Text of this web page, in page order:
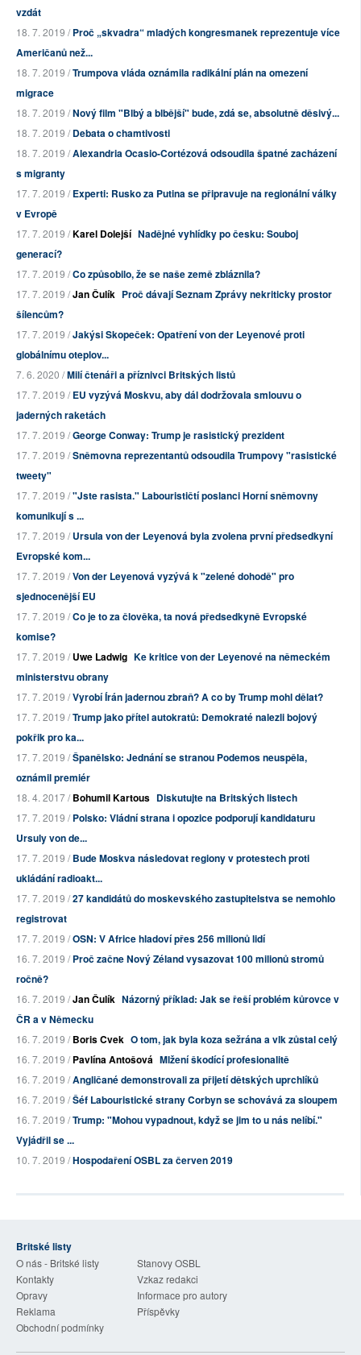
vzdát
18. 7. 2019 /Proč „skvadra“ mladých kongresmanek reprezentuje více
Američanů než...
18. 7. 2019 /Trumpova vláda oznámila radikální plán na omezení
migrace
18. 7. 2019 /Nový film "Blbý a blbější" bude, zdá se, absolutně děsivý...
18. 7. 2019 /Debata o chamtivosti
18. 7. 2019 /Alexandria Ocasio-Cortézová odsoudila špatné zacházení
s migranty
17. 7. 2019 /Experti: Rusko za Putina se připravuje na regionální války
v Evropě
17. 7. 2019 /Karel Dolejší Nadějné vyhlídky po česku: Souboj
generací?
17. 7. 2019 /Co způsobilo, že se naše země zbláznila?
17. 7. 2019 /Jan Čulík Proč dávají Seznam Zprávy nekriticky prostor
šílencům?
17. 7. 2019 /Jakýsi Skopeček: Opatření von der Leyenové proti
globálnímu oteplov...
7. 6. 2020 /Milí čtenáři a příznivci Britských listů
17. 7. 2019 /EU vyzývá Moskvu, aby dál dodržovala smlouvu o
jaderných raketách
17. 7. 2019 /George Conway: Trump je rasistický prezident
17. 7. 2019 /Sněmovna reprezentantů odsoudila Trumpovy "rasistické
tweety"
17. 7. 2019 /"Jste rasista." Labourističtí poslanci Horní sněmovny
komunikují s ...
17. 7. 2019 /Ursula von der Leyenová byla zvolena první předsedkyní
Evropské kom...
17. 7. 2019 /Von der Leyenová vyzývá k "zelené dohodě" pro
sjednocenější EU
17. 7. 2019 /Co je to za člověka, ta nová předsedkyně Evropské
komise?
17. 7. 2019 /Uwe Ladwig Ke kritice von der Leyenové na německém
ministerstvu obrany
17. 7. 2019 /Vyrobí Írán jadernou zbraň? A co by Trump mohl dělat?
17. 7. 2019 /Trump jako přítel autokratů: Demokraté nalezli bojový
pokřik pro ka...
17. 7. 2019 /Španělsko: Jednání se stranou Podemos neuspěla,
oznámil premiér
18. 4. 2017 /Bohumil Kartous Diskutujte na Britských listech
17. 7. 2019 /Polsko: Vládní strana i opozice podporují kandidaturu
Ursuly von de...
17. 7. 2019 /Bude Moskva následovat regiony v protestech proti
ukládání radioakt...
17. 7. 2019 /27 kandidátů do moskevského zastupitelstva se nemohlo
registrovat
17. 7. 2019 /OSN: V Africe hladoví přes 256 milionů lidí
16. 7. 2019 /Proč začne Nový Zéland vysazovat 100 milionů stromů
ročně?
16. 7. 2019 /Jan Čulík Názorný příklad: Jak se řeší problém kůrovce v
ČR a v Německu
16. 7. 2019 /Boris Cvek O tom, jak byla koza sežrána a vlk zůstal celý
16. 7. 2019 /Pavlína Antošová Mlžení škodící profesionalitě
16. 7. 2019 /Angličané demonstrovali za přijetí dětských uprchlíků
16. 7. 2019 /Šéf Labouristické strany Corbyn se schovává za sloupem
16. 7. 2019 /Trump: "Mohou vypadnout, když se jim to u nás nelíbí."
Vyjádřil se ...
10. 7. 2019 /Hospodaření OSBL za červen 2019
Britské listy
O nás - Britské listy
Stanovy OSBL
Kontakty
Vzkaz redakci
Opravy
Informace pro autory
Reklama
Příspěvky
Obchodní podmínky